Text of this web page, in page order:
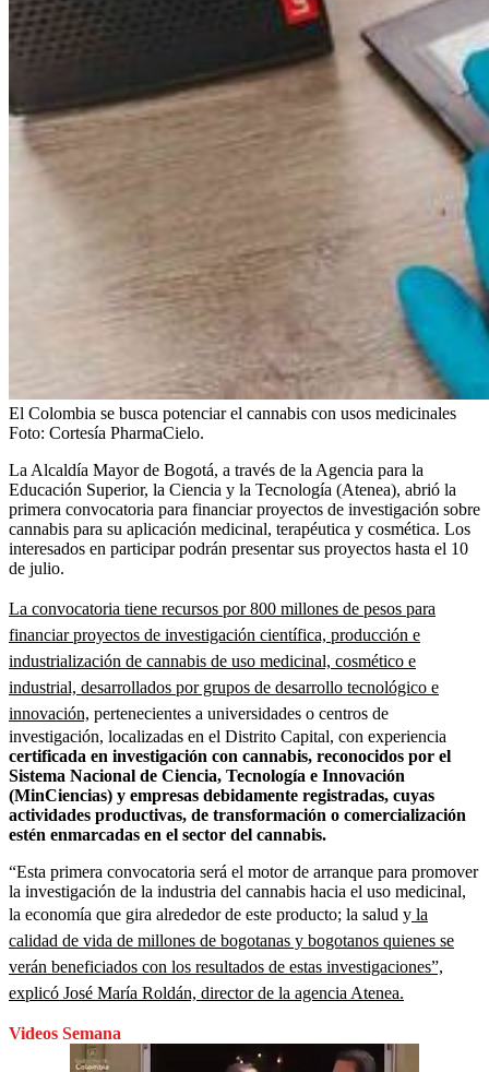
El Colombia se busca potenciar el cannabis con usos medicinales
Foto: Cortesía PharmaCielo.
La Alcaldía Mayor de Bogotá, a través de la Agencia para la
Educación Superior, la Ciencia y la Tecnología (Atenea), abrió la
primera convocatoria para financiar proyectos de investigación sobre
cannabis para su aplicación medicinal, terapéutica y cosmética. Los
interesados en participar podrán presentar sus proyectos hasta el 10
de julio.
La convocatoria tiene recursos por 800 millones de pesos para
financiar proyectos de investigación científica, producción e
industrialización de cannabis de uso medicinal, cosmético e
industrial, desarrollados por grupos de desarrollo tecnológico e
innovación, pertenecientes a universidades o centros de
investigación, localizadas en el Distrito Capital, con experiencia
certificada en investigación con cannabis, reconocidos por el
Sistema Nacional de Ciencia, Tecnología e Innovación
(MinCiencias) y empresas debidamente registradas, cuyas
actividades productivas, de transformación o comercialización
estén enmarcadas en el sector del cannabis.
“Esta primera convocatoria será el motor de arranque para promover
la investigación de la industria del cannabis hacia el uso medicinal,
la economía que gira alrededor de este producto; la salud y la
calidad de vida de millones de bogotanas y bogotanos quienes se
verán beneficiados con los resultados de estas investigaciones”,
explicó José María Roldán, director de la agencia Atenea.
Videos Semana